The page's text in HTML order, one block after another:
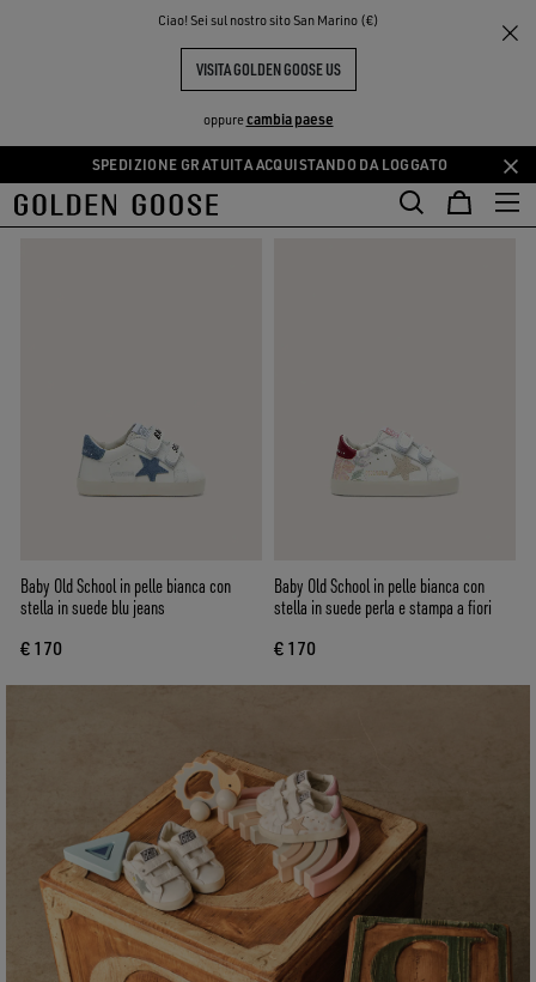
Ciao! Sei sul nostro sito San Marino (€)
VISITA GOLDEN GOOSE US
oppurecambia paese
Vai
al
Vai
al
SPEDIZIONE GRATUITA ACQUISTANDO DA LOGGATO
THE
COMMUNITY
FILTRA E ORDINA
Baby Old School in pelle bianca con
stella in suede blu jeans
€ 170
Baby Old School in pelle bianca con
stella in suede perla e stampa a fiori
€ 170